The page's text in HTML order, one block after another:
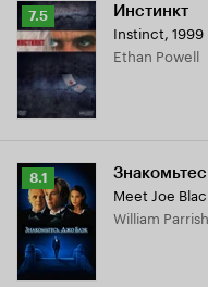
Рейтинг
Кинопоиска
7.5 Инстинкт
Instinct, 1999
Ethan Powell
Рейтинг
Кинопоиска
8.1
8.1
Meet Joe
William Parrish